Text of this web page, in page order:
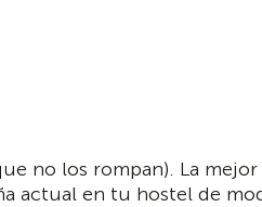
no los rompan). La mejor
actual en tu hostel de